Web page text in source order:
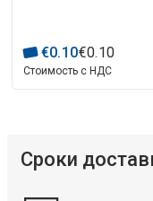
€0.10€0.10
Стоимость с НДС
Сроки